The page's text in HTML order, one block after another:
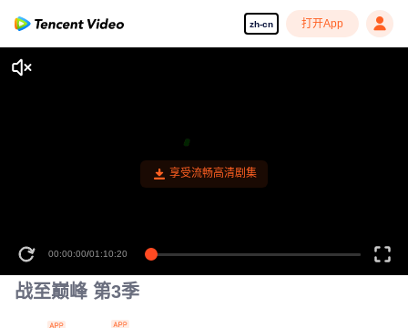
zh-cn 打开App
享受流畅高清剧集
00:00:00/01:10:20
战至巅峰 第3季